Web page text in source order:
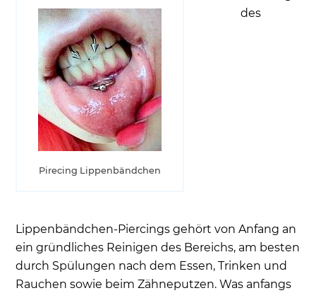
Pirecing Lippenbändchen
des
Lippenbändchen-Piercings gehört von Anfang an
ein gründliches Reinigen des Bereichs, am besten
durch Spülungen nach dem Essen, Trinken und
Rauchen sowie beim Zähneputzen. Was anfangs